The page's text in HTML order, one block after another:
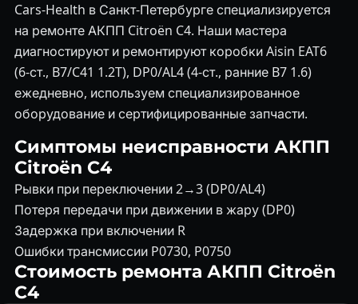
Cars-Health в Санкт-Петербурге специализируется
на ремонте АКПП Citroën C4. Наши мастера
диагностируют и ремонтируют коробки Aisin EAT6
(6-ст., B7/C41 1.2T), DP0/AL4 (4-ст., ранние B7 1.6)
ежедневно, используем специализированное
оборудование и сертифицированные запчасти.
Симптомы неисправности АКПП
Citroën C4
Рывки при переключении 2→3 (DP0/AL4)
Потеря передачи при движении в жару (DP0)
Задержка при включении R
Ошибки трансмиссии P0730, P0750
Стоимость ремонта АКПП Citroën
C4